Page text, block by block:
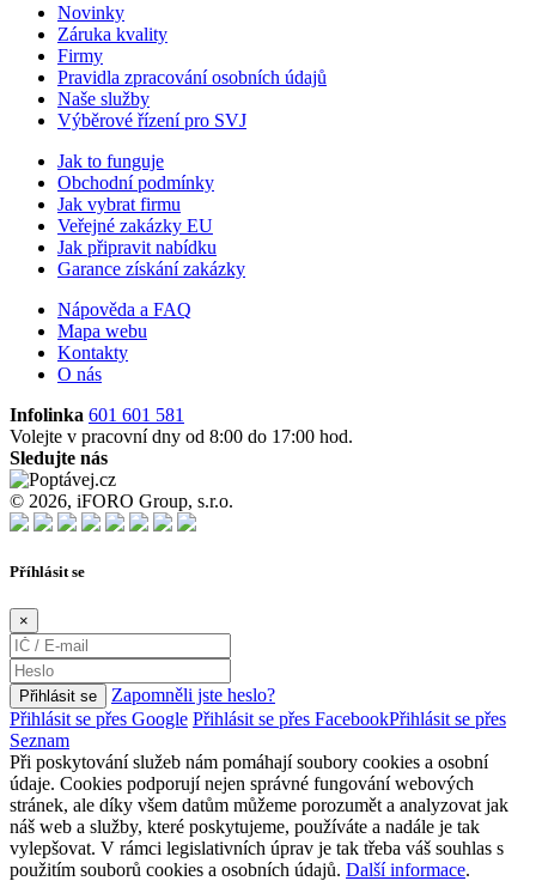
Novinky
Záruka kvality
Firmy
Pravidla zpracování osobních údajů
Naše služby
Výběrové řízení pro SVJ
Jak to funguje
Obchodní podmínky
Jak vybrat firmu
Veřejné zakázky EU
Jak připravit nabídku
Garance získání zakázky
Nápověda a FAQ
Mapa webu
Kontakty
O nás
Infolinka 601 601 581
Volejte v pracovní dny od 8:00 do 17:00 hod.
Sledujte nás
© 2026, iFORO Group, s.r.o.
Příhlásit se
×
Přihlásit se
Zapomněli jste heslo?
Přihlásit se přes Google Přihlásit se přes FacebookPřihlásit se přes
Seznam
Při poskytování služeb nám pomáhají soubory cookies a osobní
údaje. Cookies podporují nejen správné fungování webových
stránek, ale díky všem datům můžeme porozumět a analyzovat jak
náš web a služby, které poskytujeme, používáte a nadále je tak
vylepšovat. V rámci legislativních úprav je tak třeba váš souhlas s
použitím souborů cookies a osobních údajů. Další informace.